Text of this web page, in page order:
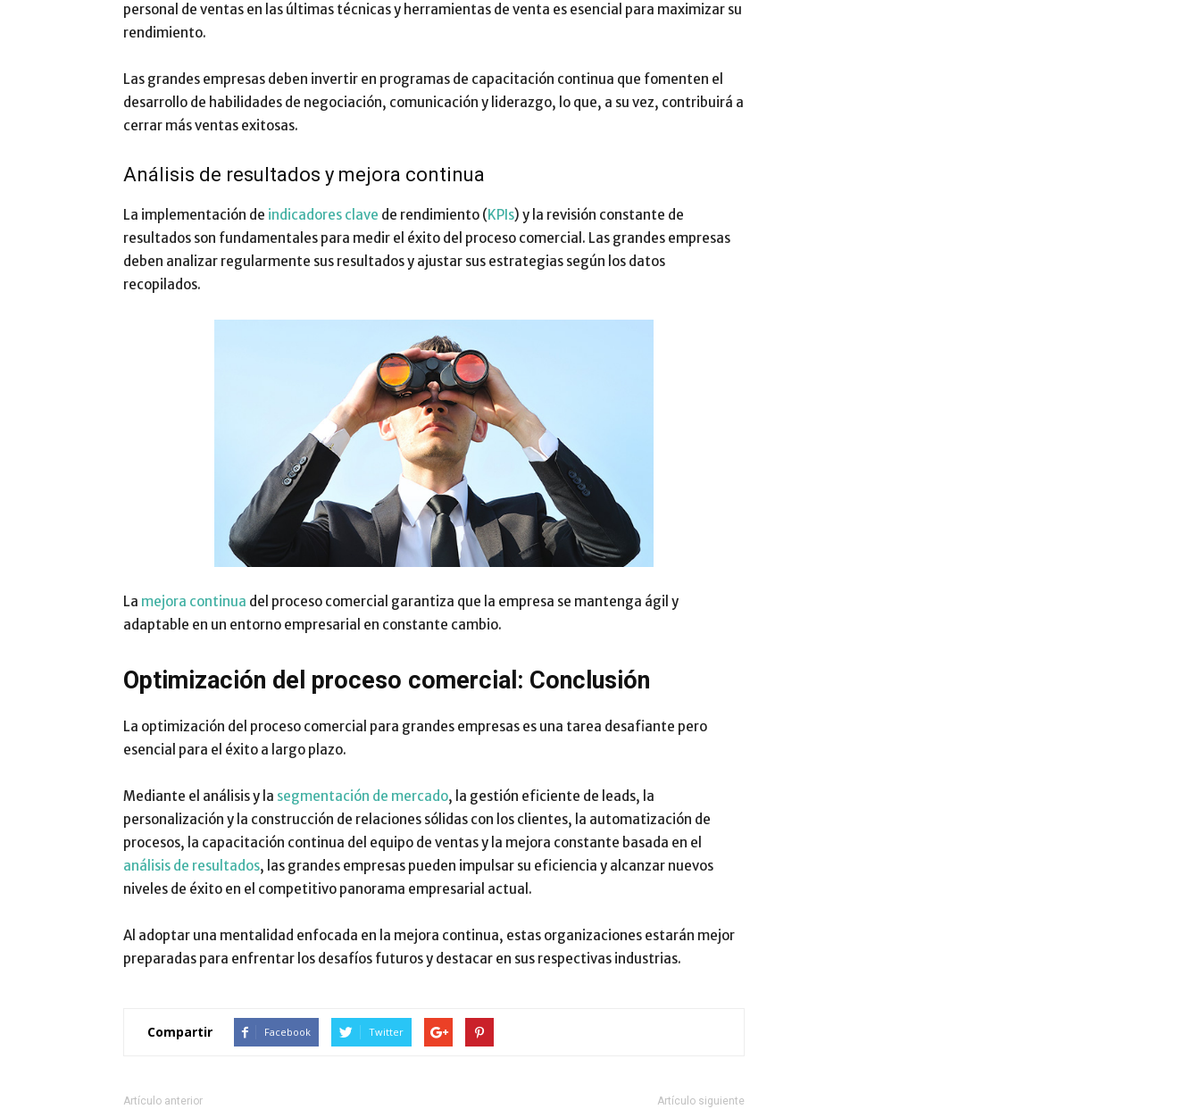
personal de ventas en las últimas técnicas y herramientas de venta es esencial para maximizar su
rendimiento.
Las grandes empresas deben invertir en programas de capacitación continua que fomenten el
desarrollo de habilidades de negociación, comunicación y liderazgo, lo que, a su vez, contribuirá a
cerrar más ventas exitosas.
Análisis de resultados y mejora continua
La implementación de indicadores clave de rendimiento (KPIs) y la revisión constante de
resultados son fundamentales para medir el éxito del proceso comercial. Las grandes empresas
deben analizar regularmente sus resultados y ajustar sus estrategias según los datos
recopilados.
La mejora continua del proceso comercial garantiza que la empresa se mantenga ágil y
adaptable en un entorno empresarial en constante cambio.
Optimización del proceso comercial: Conclusión
La optimización del proceso comercial para grandes empresas es una tarea desafiante pero
esencial para el éxito a largo plazo.
Mediante el análisis y la segmentación de mercado, la gestión eficiente de leads, la
personalización y la construcción de relaciones sólidas con los clientes, la automatización de
procesos, la capacitación continua del equipo de ventas y la mejora constante basada en el
análisis de resultados, las grandes empresas pueden impulsar su eficiencia y alcanzar nuevos
niveles de éxito en el competitivo panorama empresarial actual.
Al adoptar una mentalidad enfocada en la mejora continua, estas organizaciones estarán mejor
preparadas para enfrentar los desafíos futuros y destacar en sus respectivas industrias.
Compartir Facebook Twitter
Artículo anterior Artículo siguiente